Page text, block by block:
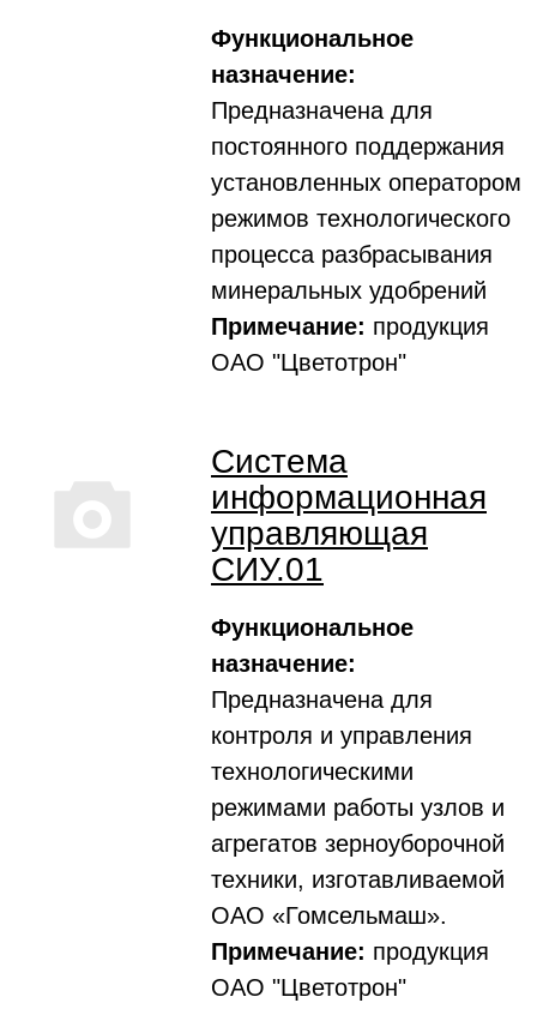
Функциональное
назначение:
Предназначена для
постоянного поддержания
установленных оператором
режимов технологического
процесса разбрасывания
минеральных удобрений
Примечание: продукция
ОАО "Цветотрон"
Система
информационная
управляющая
СИУ.01
Функциональное
назначение:
Предназначена для
контроля и управления
технологическими
режимами работы узлов и
агрегатов зерноуборочной
техники, изготавливаемой
ОАО «Гомсельмаш».
Примечание: продукция
ОАО "Цветотрон"